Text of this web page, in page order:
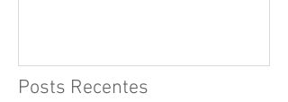
Posts Recentes